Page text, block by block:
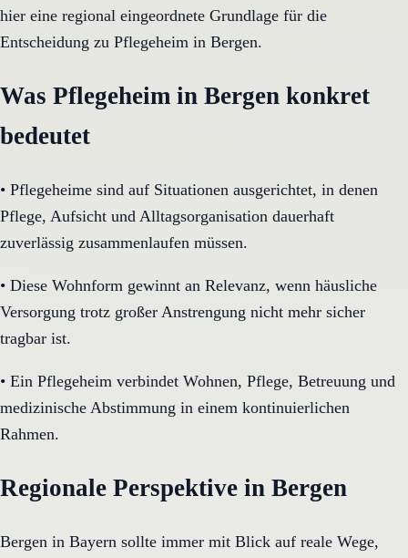
hier eine regional eingeordnete Grundlage für die
Entscheidung zu Pflegeheim in Bergen.
Was Pflegeheim in Bergen konkret
bedeutet
• Pflegeheime sind auf Situationen ausgerichtet, in denen
Pflege, Aufsicht und Alltagsorganisation dauerhaft
zuverlässig zusammenlaufen müssen.
• Diese Wohnform gewinnt an Relevanz, wenn häusliche
Versorgung trotz großer Anstrengung nicht mehr sicher
tragbar ist.
• Ein Pflegeheim verbindet Wohnen, Pflege, Betreuung und
medizinische Abstimmung in einem kontinuierlichen
Rahmen.
Regionale Perspektive in Bergen
Bergen in Bayern sollte immer mit Blick auf reale Wege,